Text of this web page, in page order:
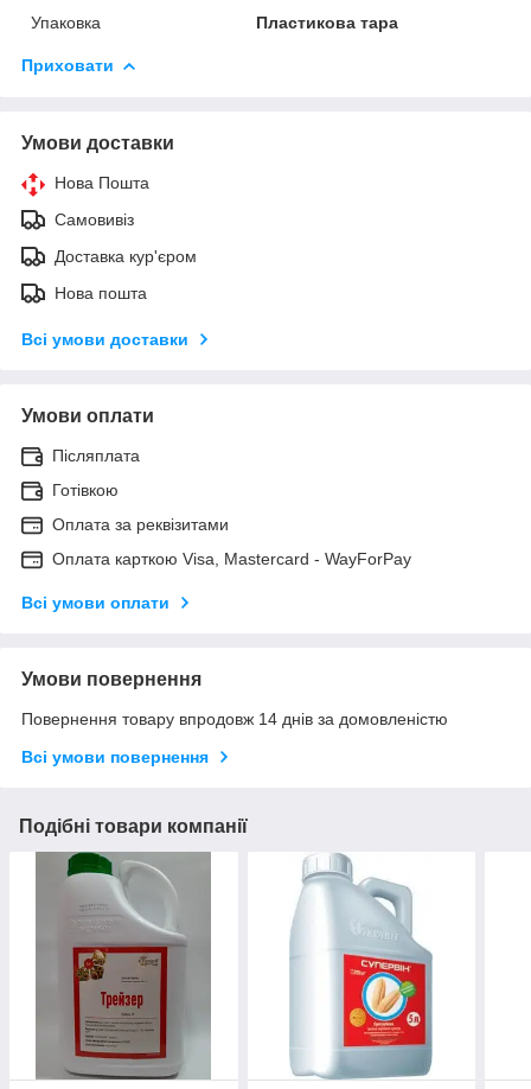
Упаковка
Пластикова тара
Приховати
Умови доставки
Нова Пошта
Самовивіз
Доставка кур'єром
Нова пошта
Всі умови доставки
Умови оплати
Післяплата
Готівкою
Оплата за реквізитами
Оплата карткою Visa, Mastercard - WayForPay
Всі умови оплати
Умови повернення
Повернення товару впродовж 14 днів за домовленістю
Всі умови повернення
Подібні товари компанії